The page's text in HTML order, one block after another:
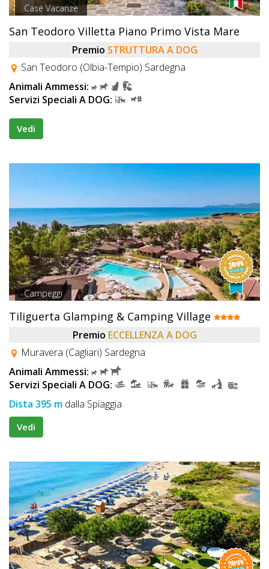
Case Vacanze
San Teodoro Villetta Piano Primo Vista Mare
Premio STRUTTURA A DOG
San Teodoro (Olbia-Tempio) Sardegna
Animali Ammessi:
Servizi Speciali A DOG:
Vedi
Campeggi
Tiliguerta Glamping & Camping Village
Premio ECCELLENZA A DOG
Muravera (Cagliari) Sardegna
Animali Ammessi:
Servizi Speciali A DOG:
Dista 395 m dalla Spiaggia
Vedi